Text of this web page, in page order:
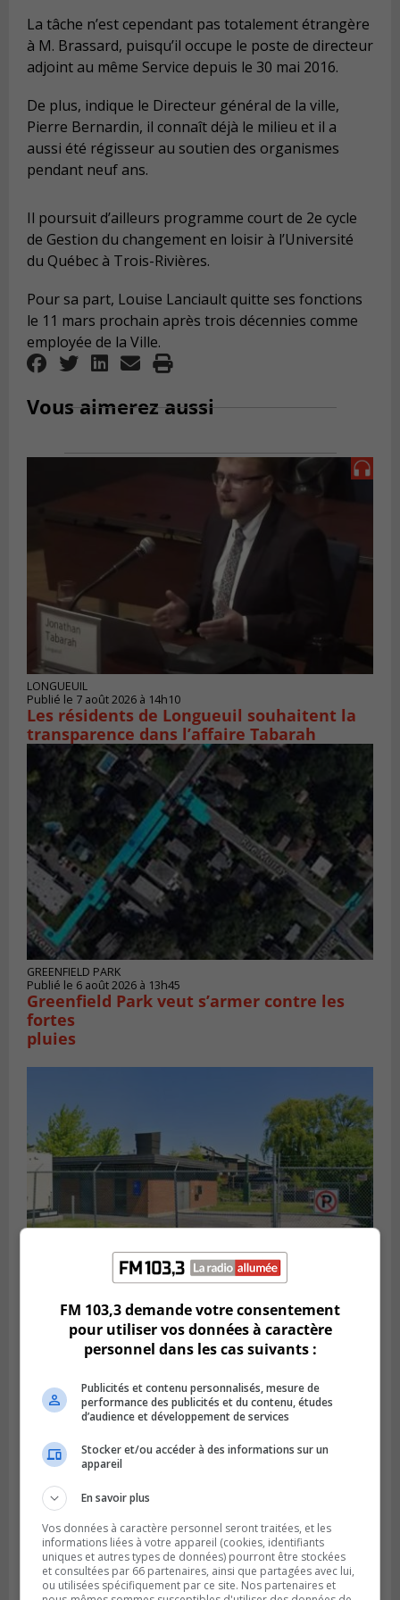
La tâche n’est cependant pas totalement étrangère
à M. Brassard, puisqu’il occupe le poste de directeur
adjoint au même Service depuis le 30 mai 2016.
De plus, indique le Directeur général de la ville,
Pierre Bernardin, il connaît déjà le milieu et il a
aussi été régisseur au soutien des organismes
pendant neuf ans.
Il poursuit d’ailleurs programme court de 2e cycle
de Gestion du changement en loisir à l’Université
du Québec à Trois-Rivières.
Pour sa part, Louise Lanciault quitte ses fonctions
le 11 mars prochain après trois décennies comme
employée de la Ville.
Vous aimerez aussi
LONGUEUIL
Publié le 7 août 2026 à 14h10
Les résidents de Longueuil souhaitent la
transparence dans l’affaire Tabarah
GREENFIELD PARK
Publié le 6 août 2026 à 13h45
Greenfield Park veut s’armer contre les
fortes
pluies
Publié le 6 août 2026 à 09h39
Longueuil injecte 1,5 M$ pour moderniser
deux stations de pompage
LA PRAIRIE
Publié le 5 août 2026 à 11h59
FM 103,3 demande votre consentement
pour utiliser vos données à caractère
personnel dans les cas suivants :
Publicités et contenu personnalisés, mesure de
performance des publicités et du contenu, études
d’audience et développement de services
Stocker et/ou accéder à des informations sur un
appareil
En savoir plus
Vos données à caractère personnel seront traitées, et les
informations liées à votre appareil (cookies, identifiants
uniques et autres types de données) pourront être stockées
et consultées par 66 partenaires, ainsi que partagées avec lui,
ou utilisées spécifiquement par ce site. Nos partenaires et